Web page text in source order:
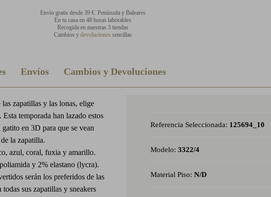
Envío gratis desde 39 €. Península y Baleares
En tu casa en 48 horas laborables
Recogida en nuestras 3 tiendas
Cambios y devoluciones sencillas
Envíos Cambios y Devoluciones
Referencia Seleccionada: 125694_10
Modelo: 3322/4
Material Piso: N/D
zapatillas y las lonas, elige
temporada han lazado estos
en 3D para que se vean
la zapatilla.
azul, coral, fuxia y amarillo.
y 2% elastano (lycra).
serán los preferidos de las
sus zapatillas y sneakers